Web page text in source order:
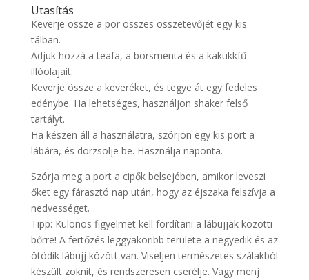
Utasítás
Keverje össze a por összes összetevőjét egy kis
tálban.
Adjuk hozzá a teafa, a borsmenta és a kakukkfű
illóolajait.
Keverje össze a keveréket, és tegye át egy fedeles
edénybe. Ha lehetséges, használjon shaker felső
tartályt.
Ha készen áll a használatra, szórjon egy kis port a
lábára, és dörzsölje be. Használja naponta.
Szórja meg a port a cipők belsejében, amikor leveszi
őket egy fárasztó nap után, hogy az éjszaka felszívja a
nedvességet.
Tipp: Különös figyelmet kell fordítani a lábujjak közötti
bőrre! A fertőzés leggyakoribb területe a negyedik és az
ötödik lábujj között van. Viseljen természetes szálakból
készült zoknit, és rendszeresen cserélje. Vagy menj